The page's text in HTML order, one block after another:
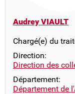
Audrey VIAULT
Chargé(e) du
Direction:
Direction des
Département:
Département de